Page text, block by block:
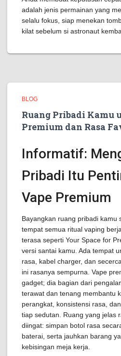
adalah jenis permainan yang
selalu fokus, siap menekan
kilat sebelum si astronaut
BLOG
Ruang Pribadi Kamu
Premium dan Rasa
Informatif:
Pribadi Itu
Vape Premium
Bayangkan ruang pribadi kamu
tempat semua ritual vaping
terasa seperti Your Space for
versi santai kamu. Ada tempat
rasa, kabel charger, dan
ini rasanya sempurna. Vape
gadget; dia bagian dari
terawat dan tenang membantu
perangkat, konsistensi rasa,
tiap sedutan. Ruang yang jelas
diingat: simpan botol rasa
baterai, serta jauhkan barang
kebisingan meja kerja.